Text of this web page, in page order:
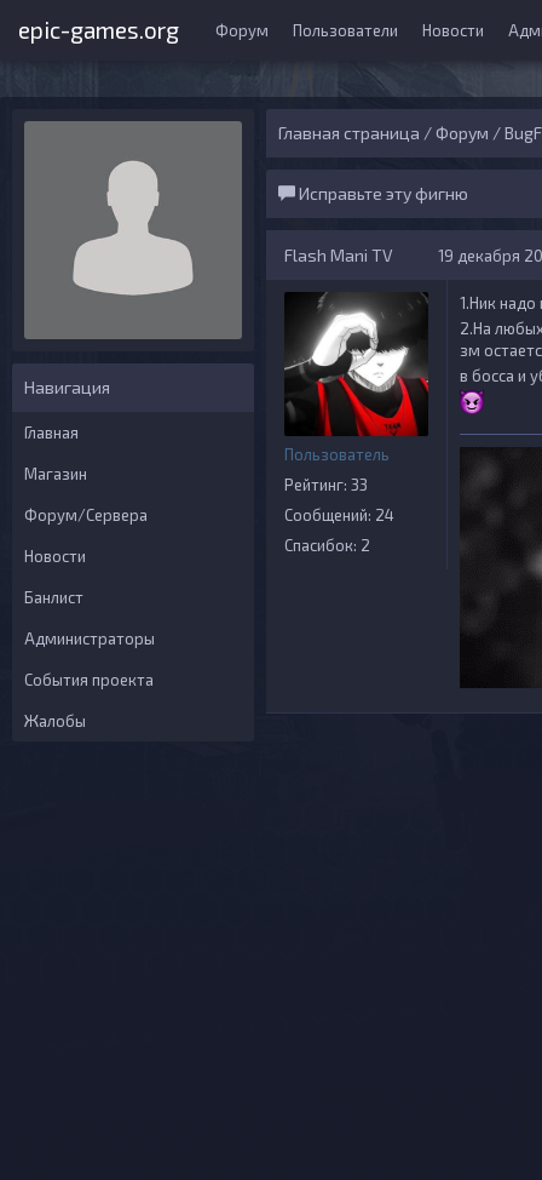
epic-games.org Форум Пользователи Новости
Навигация
Главная
Магазин
Форум/Сервера
Новости
Банлист
Администраторы
События проекта
Жалобы
Главная страница /Форум /
Исправьте эту фигню
Flash Mani TV 19 декабря
Пользователь
Рейтинг: 33
Сообщений: 24
Спасибок: 2
1.Ник надо
2.На
зм
в босса и